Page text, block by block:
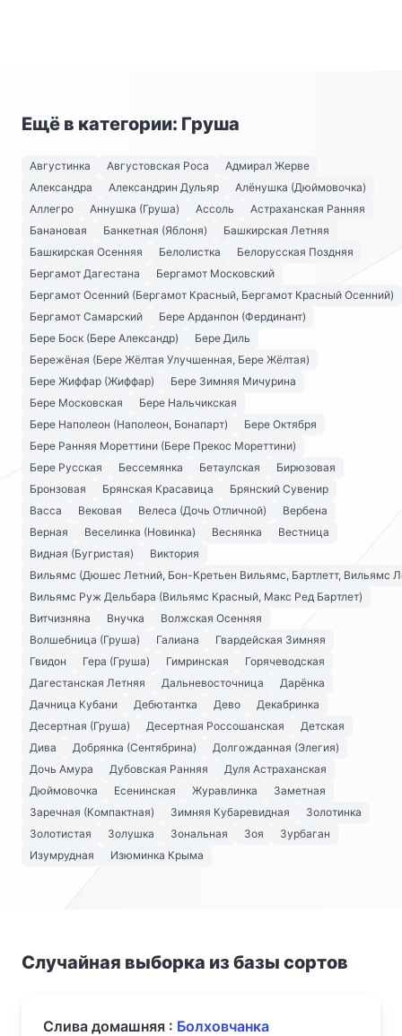
Ещё в категории: Груша
Августинка Августовская Роса
Адмирал Жерве
Александра
Александрин Дульяр
Алёнушка (Дюймовочка)
Аллегро
Аннушка (Груша) Ассоль
Астраханская Ранняя
Банановая
Банкетная (Яблоня)
Башкирская Летняя
Башкирская Осенняя
Белолистка
Белорусская Поздняя
Бергамот Дагестана
Бергамот Московский
Бергамот Осенний (Бергамот Красный, Бергамот Красный Осенний)
Бергамот Самарский
Бере Арданпон (Фердинант)
Бере Боск (Бере Александр)
Бере Диль
Бережёная (Бере Жёлтая Улучшенная, Бере Жёлтая)
Бере Жиффар (Жиффар)
Бере Зимняя Мичурина
Бере Московская
Бере Нальчикская
Бере Наполеон (Наполеон, Бонапарт)
Бере Октября
Бере Ранняя Мореттини (Бере Прекос Мореттини)
Бере Русская
Бессемянка Бетаулская
Бирюзовая
Бронзовая
Брянская Красавица
Брянский Сувенир
Васса
Вековая Велеса (Дочь Отличной)
Вербена
Верная
Веселинка (Новинка) Веснянка
Вестница
Видная (Бугристая)
Виктория
Вильямс (Дюшес Летний, Бон-Кретьен Вильямс, Бартлетт, Вильямс
Вильямс Руж Дельбара (Вильямс Красный, Макс Ред Бартлет)
Витчизняна
Внучка
Волжская Осенняя
Волшебница (Груша)
Галиана
Гвардейская Зимняя
Гвидон
Гера (Груша) Гимринская
Горячеводская
Дагестанская Летняя
Дальневосточница
Дарёнка
Дачница Кубани
Дебютантка Дево
Декабринка
Десертная (Груша)
Десертная Россошанская
Детская
Дива
Добрянка (Сентябрина)
Долгожданная (Элегия)
Дочь Амура
Дубовская Ранняя
Дуля Астраханская
Дюймовочка
Есенинская Журавлинка
Заметная
Заречная (Компактная)
Зимняя Кубаревидная
Золотинка
Золотистая
Золушка Зональная Зоя
Зурбаган
Изумрудная
Изюминка Крыма
Случайная выборка из базы сортов
Слива домашняя : Болховчанка